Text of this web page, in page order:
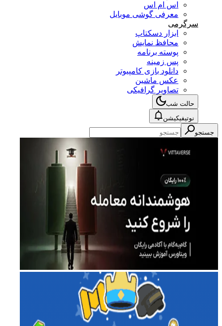
اس ام اس
معرفی گوشی موبایل
سرگرمی
ابزار دسکتاپ
محافظ نمایش
پوسته برنامه
پس زمینه
دانلود بازی کامپیوتر
عکس ماشین
تصاویر گرافیکی
حالت شب
نوتیفیکیشن
جستجو